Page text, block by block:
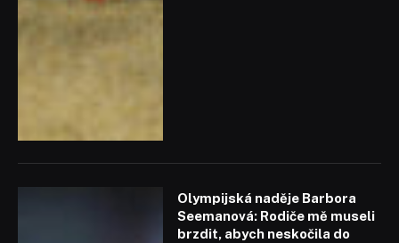
Olympijská naděje Barbora
Seemanová: Rodiče mě museli
brzdit, abych neskočila do